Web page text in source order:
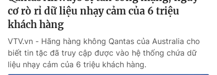
cơ rò rỉ dữ liệu nhạy cảm của 6 triệu
khách hàng
VTV.vn - Hãng hàng không Qantas của Australia cho
biết tin tặc đã truy cập được vào hệ thống chứa dữ
liệu nhạy cảm của 6 triệu khách hàng.